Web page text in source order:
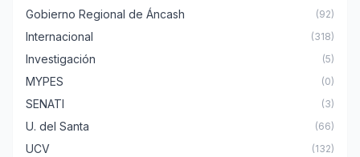
Gobierno Regional de Áncash (92)
Internacional (318)
Investigación (5)
MYPES (0)
SENATI (3)
U. del Santa (66)
UCV (132)